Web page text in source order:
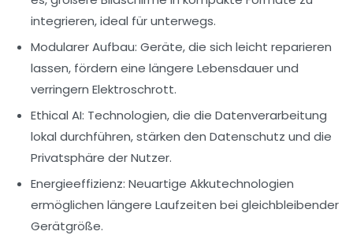
integrieren, ideal für unterwegs.
Modularer Aufbau: Geräte, die sich leicht reparieren
lassen, fördern eine längere Lebensdauer und
verringern Elektroschrott.
Ethical AI: Technologien, die die Datenverarbeitung
lokal durchführen, stärken den Datenschutz und die
Privatsphäre der Nutzer.
Energieeffizienz: Neuartige Akkutechnologien
ermöglichen längere Laufzeiten bei gleichbleibender
Gerätgröße.